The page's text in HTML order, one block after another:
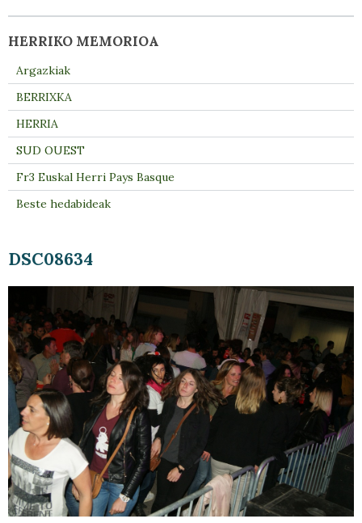
DSC08634
HERRIKO MEMORIOA
Argazkiak
BERRIXKA
HERRIA
SUD OUEST
Fr3 Euskal Herri Pays Basque
Beste hedabideak